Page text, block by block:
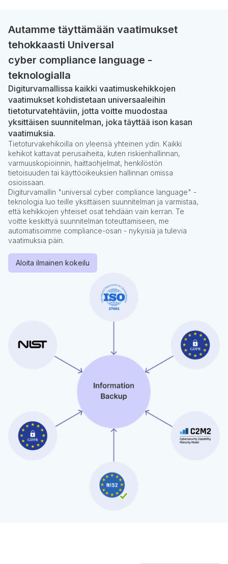
Autamme täyttämään vaatimukset
tehokkaasti Universal
cyber compliance language -
teknologialla
Digiturvamallissa kaikki vaatimuskehikkojen
vaatimukset kohdistetaan universaaleihin
tietoturvatehtäviin, jotta voitte muodostaa
yksittäisen suunnitelman, joka täyttää ison kasan
vaatimuksia.
Tietoturvakehikoilla on yleensä yhteinen ydin. Kaikki
kehikot kattavat perusaiheita, kuten riskienhallinnan,
varmuuskopioinnin, haittaohjelmat, henkilöstön
tietoisuuden tai käyttöoikeuksien hallinnan omissa
osioissaan.
Digiturvamallin "universal cyber compliance language" -
teknologia luo teille yksittäisen suunnitelman ja varmistaa,
että kehikkojen yhteiset osat tehdään vain kerran. Te
voitte keskittyä suunnitelman toteuttamiseen, me
automatisoimme compliance-osan - nykyisiä ja tulevia
vaatimuksia päin.
Aloita ilmainen kokeilu